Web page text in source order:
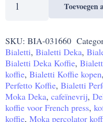
Perfetto
Deka
Koffie
250gr
aantal
Toevoegen
SKU:BIA-031660
Bialetti,Bialetti Deka,
Bialetti Deka Koffie,
koffie,Bialetti Koffie kopen
Perfetto Koffie,Bialetti
Moka Deka,cafeïnevrij,
koffie voor French press,
koffie,Moka percolator